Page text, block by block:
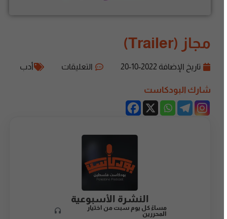
مجاز (Trailer)
تاريخ الإضافة2022-10-20 التعليقات أدب
شارك البودكاست
النشرة الأسبوعية
مساءً كل يوم سبت من اختيار
المحررين